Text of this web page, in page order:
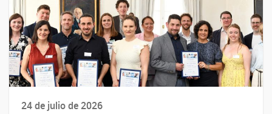
24 de julio de 2026